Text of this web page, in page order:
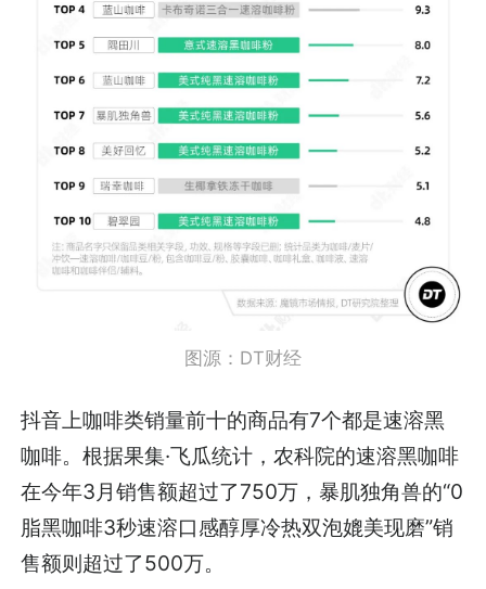
图源：DT财经
抖音上咖啡类销量前十的商品有7个都是速溶黑
咖啡。根据果集·飞瓜统计，农科院的速溶黑咖啡
在今年3月销售额超过了750万，暴肌独角兽的“0
脂黑咖啡3秒速溶口感醇厚冷热双泡媲美现磨”销
售额则超过了500万。